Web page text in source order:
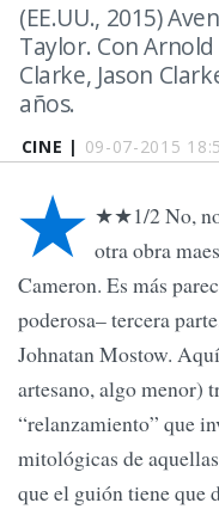
CINE | 09-07-2015
(EE.UU., 2015)
Taylor. Con
Clarke, Jason
años.
★ ★★1/2 No, no
otra obra
Cameron. Es más
poderosa– tercera
Johnatan Mostow.
artesano, algo menor)
“relanzamiento” que
mitológicas de
que el guión tiene que